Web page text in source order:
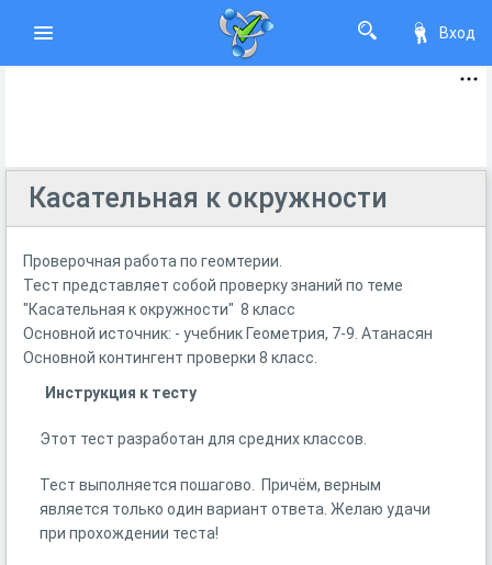
Вход
Касательная к окружности
Проверочная работа по геомтерии.
Тест представляет собой проверку знаний по теме
"Касательная к окружности" 8 класс
Основной источник: - учебник Геометрия, 7-9. Атанасян
Основной контингент проверки 8 класс.
Инструкция к тесту
Этот тест разработан для средних классов.
Тест выполняется пошагово. Причём, верным
является только один вариант ответа. Желаю удачи
при прохождении теста!